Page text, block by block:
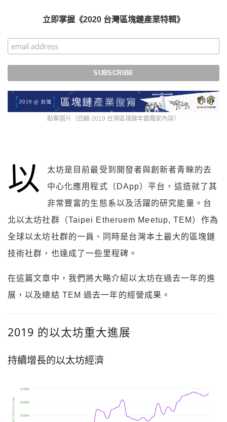
立即掌握《2020 台灣區塊鏈產業特輯》
點擊圖片（回顧 2019 台灣區塊鏈年鑑獨家內容）
以
太坊是目前最受到開發者與創新者青睞的去
中心化應用程式（DApp）平台，這造就了其
非常豐富的生態系以及活躍的研究能量。台
北以太坊社群（Taipei Etheruem Meetup, TEM）作為
全球以太坊社群的一員、同時是台灣本土最大的區塊鏈
技術社群，也達成了一些里程碑。
在這篇文章中，我們將大略介紹以太坊在過去一年的進
展，以及總結 TEM 過去一年的經營成果。
2019 的以太坊重大進展
持續增長的以太坊經濟